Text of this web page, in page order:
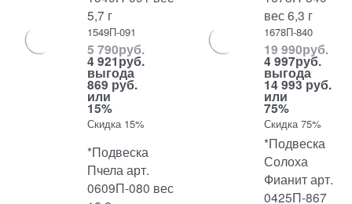
5,7 г
1549П-091
5 790руб.
4 921руб.
выгода
869 руб.
или
15%
Скидка 15%
вес 6,3 г
1678П-840
19 990руб.
4 997руб.
выгода
14 993 руб.
или
75%
Скидка 75%
*Подвеска
Пчела арт.
0609П-080 вес
*Подвеска
Солоха
Фианит арт.
0425П-867